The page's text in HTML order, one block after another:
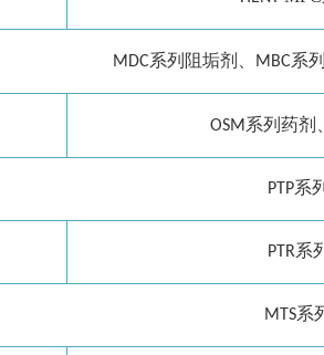
MDC系列阻垢剂 MBC系
OSM系列药剂
PTP系
PTR系
MTS系